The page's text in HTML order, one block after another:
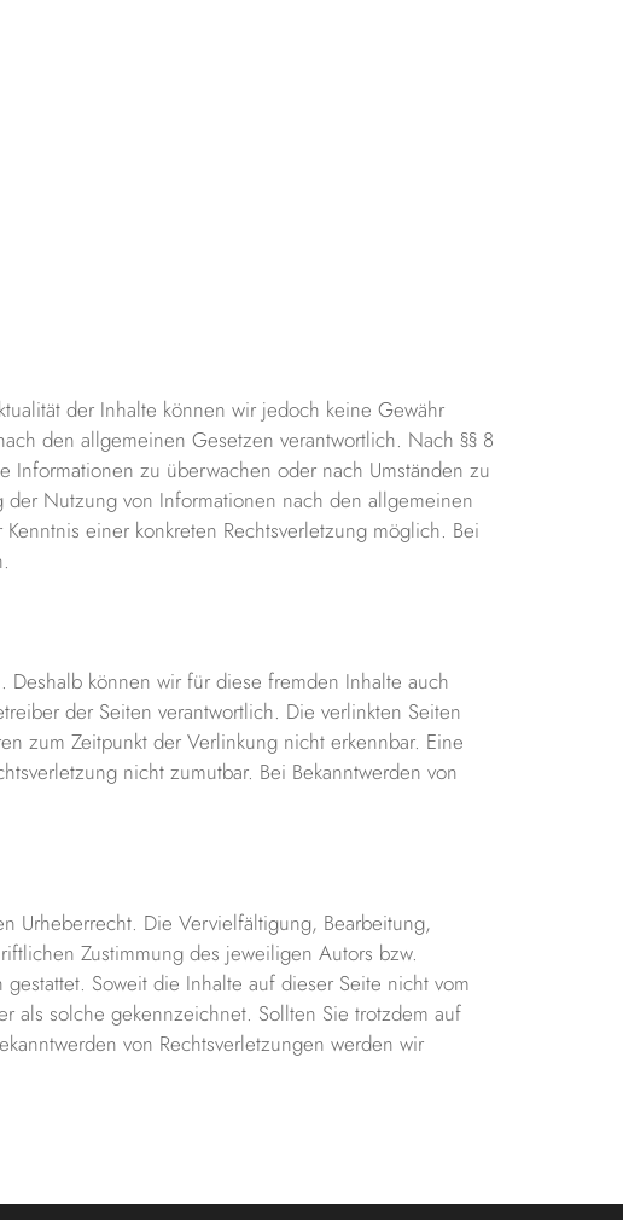
der Inhalte können wir jedoch keine Gewähr
den allgemeinen Gesetzen verantwortlich. Nach §§ 8
zu überwachen oder nach Umständen zu
Nutzung von Informationen nach den allgemeinen
einer konkreten Rechtsverletzung möglich. Bei
können wir für diese fremden Inhalte auch
der Seiten verantwortlich. Die verlinkten Seiten
zum Zeitpunkt der Verlinkung nicht erkennbar. Eine
nicht zumutbar. Bei Bekanntwerden von
Urheberrecht. Die Vervielfältigung, Bearbeitung,
Zustimmung des jeweiligen Autors bzw.
Soweit die Inhalte auf dieser Seite nicht vom
als solche gekennzeichnet. Sollten Sie trotzdem auf
von Rechtsverletzungen werden wir